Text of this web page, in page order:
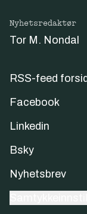
Nyhetsredaktør
Tor M. Nondal
RSS-feed
Facebook
Linkedin
Bsky
Nyhetsbrev